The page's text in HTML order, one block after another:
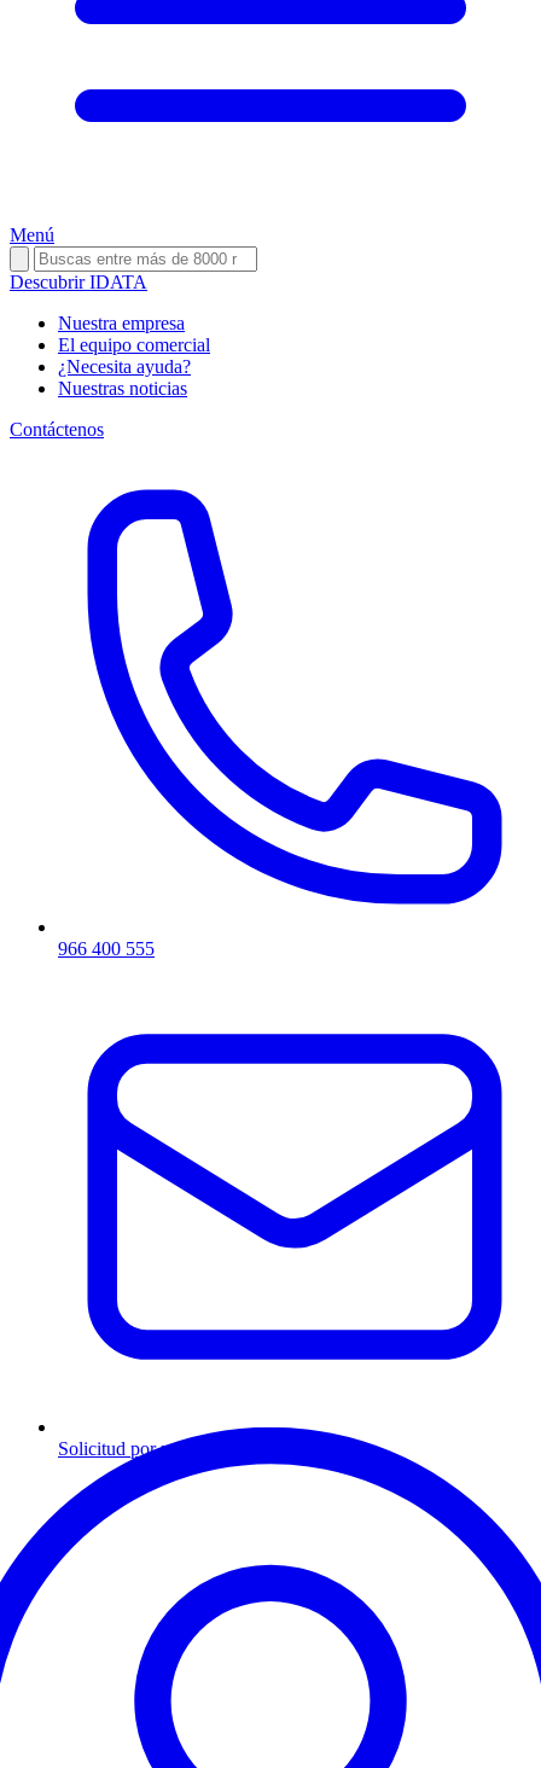
Menú
Descubrir IDATA
Nuestra empresa
El equipo comercial
¿Necesita ayuda?
Nuestras noticias
Contáctenos
966 400 555
Solicitud por mensaje